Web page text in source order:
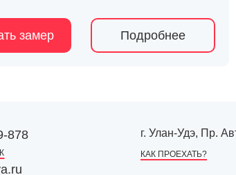
замер Подробнее
878 г. Улан-Удэ, Пр.
КАК ПРОЕХАТЬ?